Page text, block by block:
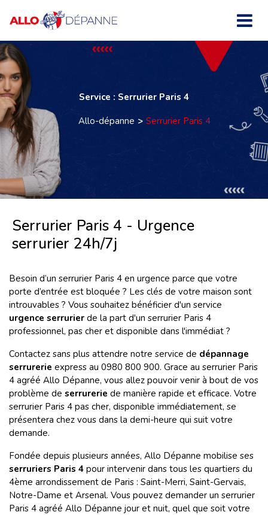
Service : Serrurier Paris 4
Allo-dépanne
Serrurier Paris 4
Serrurier Paris 4 - Urgence
serrurier 24h/7j
Besoin d’un serrurier Paris 4 en urgence parce que votre
porte d’entrée est bloquée ? Les clés de votre maison sont
introuvables ? Vous souhaitez bénéficier d'un service
urgence serrurier de la part d'un serrurier Paris 4
professionnel, pas cher et disponible dans l'immédiat ?
Contactez sans plus attendre notre service de dépannage
serrurerie express au 0980 800 900. Grace au serrurier Paris
4 agréé Allo Dépanne, vous allez pouvoir venir à bout de vos
problème de serrurerie de manière rapide et efficace. Votre
serrurier Paris 4 pas cher, disponible immédiatement, se
présentera chez vous dans la demi-heure qui suit votre
demande.
Fondée depuis plusieurs années, Allo Dépanne mobilise ses
serruriers Paris 4 pour intervenir dans tous les quartiers du
4ème arrondissement de Paris : Saint-Merri, Saint-Gervais,
Notre-Dame et Arsenal. Vous pouvez demander un serrurier
Paris 4 agréé Allo Dépanne jour et nuit, quel que soit votre